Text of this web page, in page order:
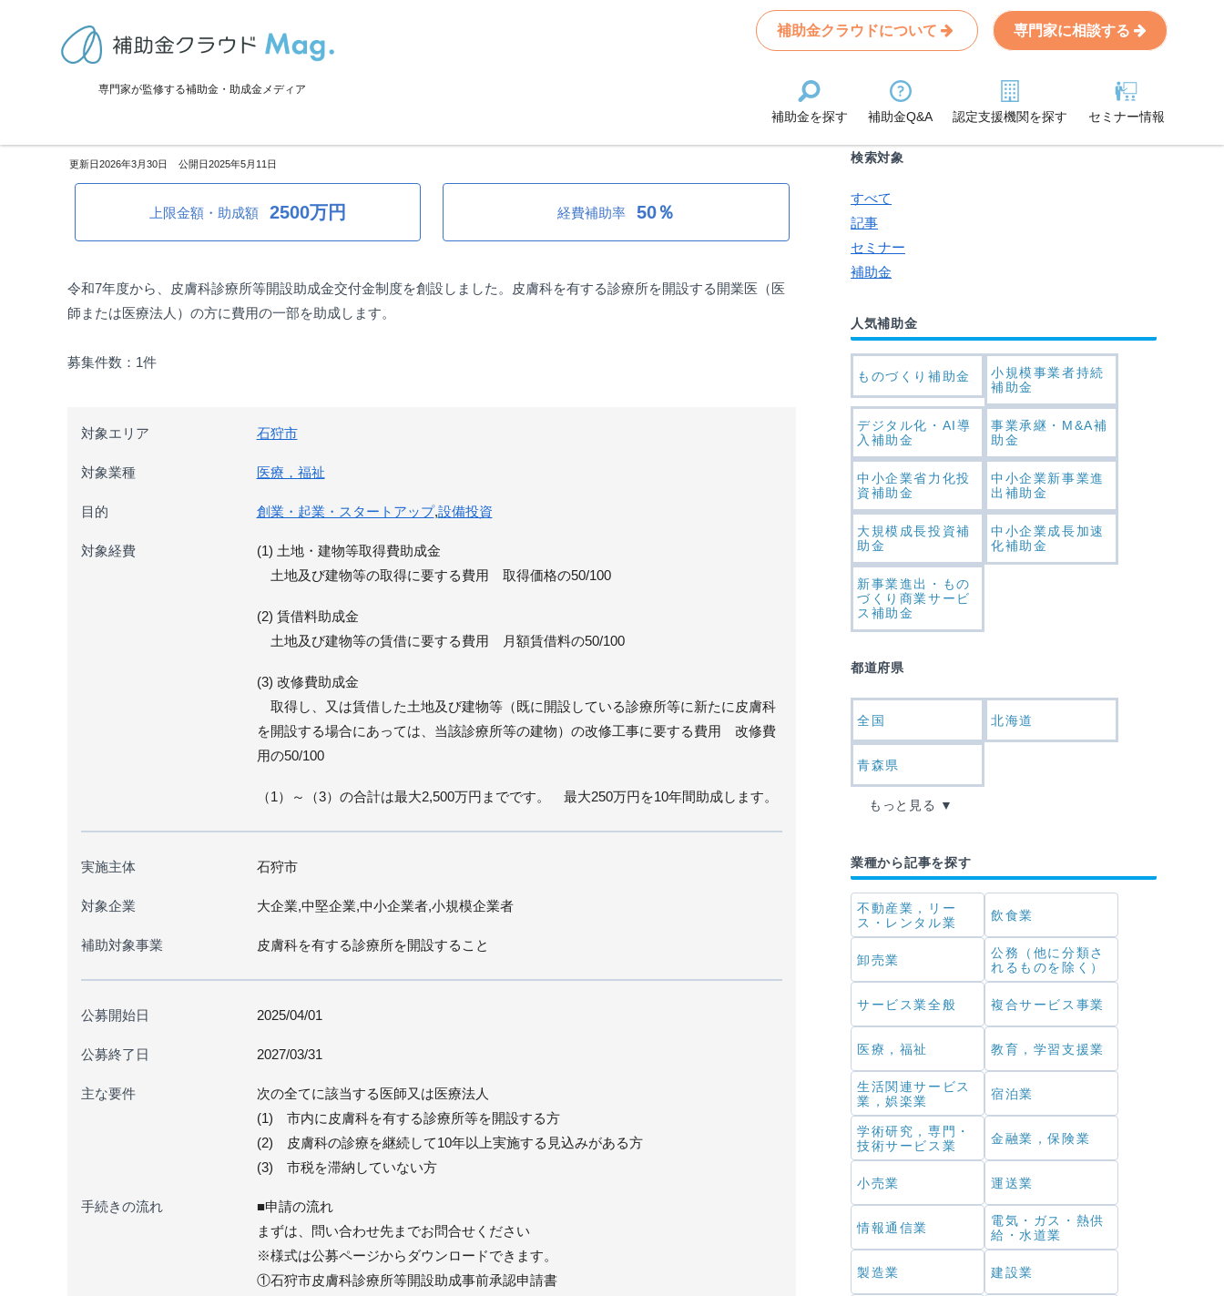
専門家が監修する補助金・助成金メディア
補助金クラウドについて 専門家に相談する
補助金を探す 補助金Q&A 認定支援機関を探す セミナー情報
>補助金・助成金詳細
2026年3月30日 2025年5月11日
上限金額・助成額 2500万円 経費補助率 50％
令和7年度から、皮膚科診療所等開設助成金交付金制度を創設しました。皮膚科を有する診療所を開設する開業医（医
師または医療法人）の方に費用の一部を助成します。
募集件数：1件
対象エリア 石狩市
対象業種 医療，福祉
目的 創業・起業・スタートアップ,設備投資
対象経費
(1) 土地・建物等取得費助成金
土地及び建物等の取得に要する費用 取得価格の50/100
(2) 賃借料助成金
土地及び建物等の賃借に要する費用 月額賃借料の50/100
(3) 改修費助成金
取得し、又は賃借した土地及び建物等（既に開設している診療所等に新たに皮膚科
を開設する場合にあっては、当該診療所等の建物）の改修工事に要する費用 改修費
用の50/100
（1）～（3）の合計は最大2,500万円までです。 最大250万円を10年間助成します。
実施主体 石狩市
対象企業 大企業,中堅企業,中小企業者,小規模企業者
補助対象事業 皮膚科を有する診療所を開設すること
公募開始日 2025/04/01
公募終了日 2027/03/31
主な要件
次の全てに該当する医師又は医療法人
(1) 市内に皮膚科を有する診療所等を開設する方
(2) 皮膚科の診療を継続して10年以上実施する見込みがある方
(3) 市税を滞納していない方
手続きの流れ
■申請の流れ
まずは、問い合わせ先までお問合せください
※様式は公募ページからダウンロードできます。
①石狩市皮膚科診療所等開設助成事前承認申請書
Search
条件から記事を探す
検索対象
すべて
記事
セミナー
補助金
人気補助金
ものづくり補助金
小規模事業者持続
補助金
デジタル化・AI導
入補助金
事業承継・M&A補
助金
中小企業省力化投
資補助金
中小企業新事業進
出補助金
大規模成長投資補
助金
中小企業成長加速
化補助金
新事業進出・もの
づくり商業サービ
ス補助金
都道府県
全国 北海道
青森県
もっと見る
業種から記事を探す
不動産業，リー
ス・レンタル業
飲食業
卸売業
公務（他に分類さ
れるものを除く）
サービス業全般 複合サービス事業
医療，福祉 教育，学習支援業
生活関連サービス
業，娯楽業
宿泊業
学術研究，専門・
技術サービス業
金融業，保険業
小売業 運送業
情報通信業
電気・ガス・熱供
給・水道業
製造業 建設業